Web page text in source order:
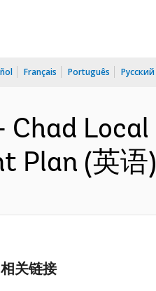
Français Português Русский
Chad Local
Plan (英语)
相关链接